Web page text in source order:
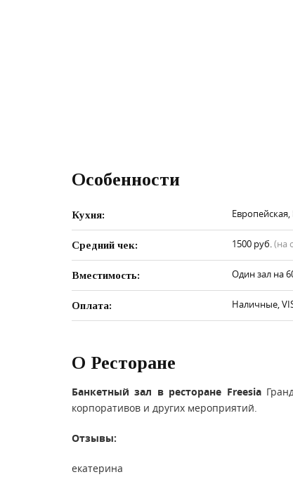
Особенности
Кухня:
Средний чек: 1500 руб.(на
Вместимость: Один зал на
Оплата: Наличные,
О Ресторане
Банкетный зал в ресторане Freesia
корпоративов и других мероприятий.
Отзывы:
екатерина